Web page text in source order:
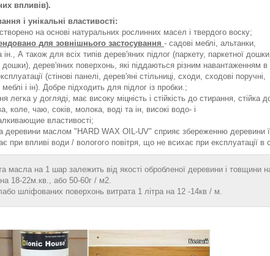
впливів).
і унікальні властивості:
на основі натуральних рослинних масел і твердого воску;
для зовнішнього застосування - садові меблі, альтанки,
ін., А також для всіх типів дерев'яних підлог (паркету, паркетної
дошки), дерев'яних поверхонь, які піддаються різним навантаженням в
(стінові панелі, дерев'яні стільниці, сходи, сходові поручні,
меблі і ін). Добре підходить для підлог із пробки.;
легка у догляді, має високу міцність і стійкість до стирання, стійка
коле, чаю, соків, молока, воді та ін, високі водо- і
властивості;
деревини маслом "HARD WAX OIL-UV" сприяє збереженню деревини
при впливі води / вологого повітря, що не всихає при експлуатації в
масла на 1 шар залежить від якості обробленої деревини і товщини
на 18-22м.кв., або 50-60г / м2.
шліфованих поверхонь витрата 1 літра на 12 -14кв / м.